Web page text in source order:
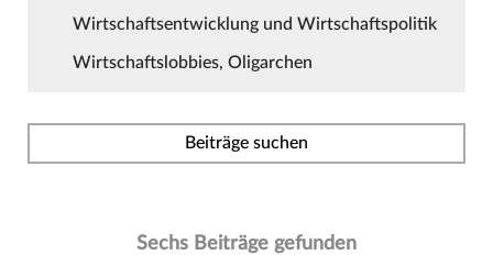
Wirtschaftsentwicklung und Wirtschaftspolitik
Wirtschaftslobbies, Oligarchen
Beiträge suchen
Sechs Beiträge gefunden